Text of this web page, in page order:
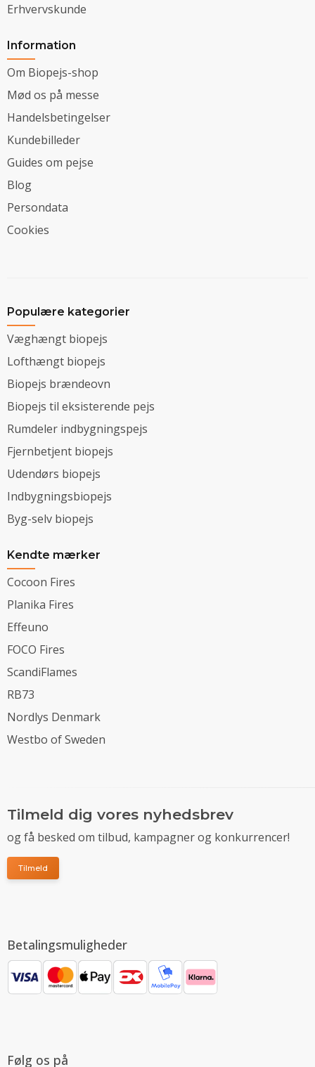
Erhvervskunde
Information
Om Biopejs-shop
Mød os på messe
Handelsbetingelser
Kundebilleder
Guides om pejse
Blog
Persondata
Cookies
Populære kategorier
Væghængt biopejs
Lofthængt biopejs
Biopejs brændeovn
Biopejs til eksisterende pejs
Rumdeler indbygningspejs
Fjernbetjent biopejs
Udendørs biopejs
Indbygningsbiopejs
Byg-selv biopejs
Kendte mærker
Cocoon Fires
Planika Fires
Effeuno
FOCO Fires
ScandiFlames
RB73
Nordlys Denmark
Westbo of Sweden
Tilmeld dig vores nyhedsbrev
og få besked om tilbud, kampagner og konkurrencer!
Tilmeld
Betalingsmuligheder
Følg os på